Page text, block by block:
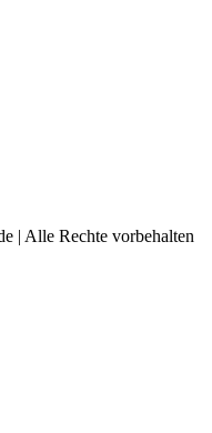
| Alle Rechte vorbehalten